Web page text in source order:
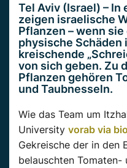
Tel Aviv (Israel) –
zeigen israelische
Pflanzen – wenn
physische Schäden
kreischende
von sich geben. Zu
Pflanzen gehören
und Taubnesseln.
Wie das Team um
University vorab via
Gekreische der in den
belauschten Tomaten-